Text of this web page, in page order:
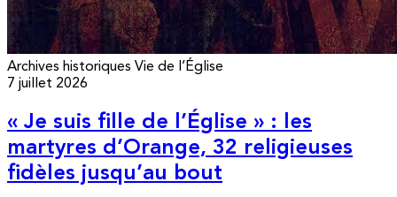
Archives historiques Vie de l’Église
7 juillet 2026
« Je suis fille de l’Église » : les
martyres d’Orange, 32 religieuses
fidèles jusqu’au bout